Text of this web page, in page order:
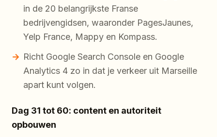
in de 20 belangrijkste Franse
bedrijvengidsen, waaronder PagesJaunes,
Yelp France, Mappy en Kompass.
Richt Google Search Console en Google
Analytics 4 zo in dat je verkeer uit Marseille
apart kunt volgen.
Dag 31 tot 60: content en autoriteit
opbouwen